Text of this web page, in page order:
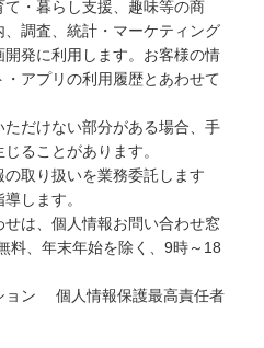
一貫
座のご紹介はこちら
トはこちら
・暮らし支援、趣味等の商
調査、統計・マーケティング
発に利用します。お客様の情
アプリの利用履歴とあわせて
だけない部分がある場合、手
ることがあります。
取り扱いを業務委託します
します。
は、個人情報お問い合わせ窓
、年末年始を除く、9時～18
ョン 個人情報保護最高責任者